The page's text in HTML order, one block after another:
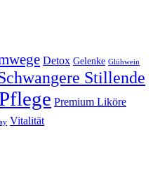
Detox Gelenke Glühwein
Stillende
Premium Liköre
Vitalität